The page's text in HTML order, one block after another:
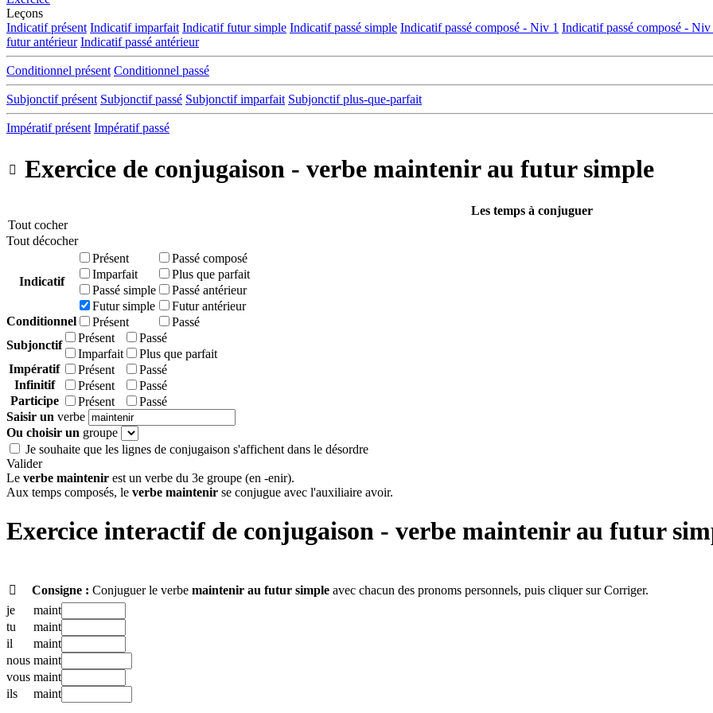
Leçons
Indicatif présent Indicatif imparfait Indicatif futur simple Indicatif passé simple Indicatif passé composé - Niv 1 Indicatif passé composé - Niv
futur antérieur Indicatif passé antérieur
Conditionnel présent Conditionnel passé
Subjonctif présent Subjonctif passé Subjonctif imparfait Subjonctif plus-que-parfait
Impératif présent Impératif passé
 Exercice de conjugaison - verbe maintenir au futur simple
Les temps à conjuguer
Tout cocher
Tout décocher
Indicatif
Présent
Passé composé
Imparfait
Plus que parfait
Passé simple
Passé antérieur
Futur simple
Futur antérieur
Conditionnel
Présent
Passé
Subjonctif
Présent
Passé
Imparfait
Plus que parfait
Impératif
Présent
Passé
Infinitif
Présent
Passé
Participe
Présent
Passé
Saisir un verbe
Ou choisir un groupe
Je souhaite que les lignes de conjugaison s'affichent dans le désordre
Valider
Le verbe maintenir est un verbe du 3e groupe (en -enir).
Aux temps composés, le verbe maintenir se conjugue avec l'auxiliaire avoir.
Exercice interactif de conjugaison - verbe maintenir au futur
 Consigne : Conjuguer le verbe maintenir au futur simple avec chacun des pronoms personnels, puis cliquer sur Corriger.
je
maint
tu
maint
il
maint
nous maint
vous maint
ils
maint